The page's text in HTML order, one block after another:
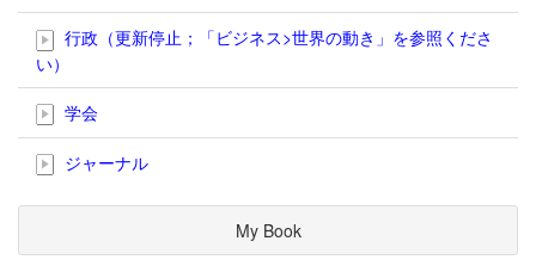
行政（更新停止；「ビジネス>世界の動き」を参照くださ
い）
学会
ジャーナル
My Book